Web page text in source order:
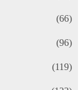
(66)
(96)
(119)